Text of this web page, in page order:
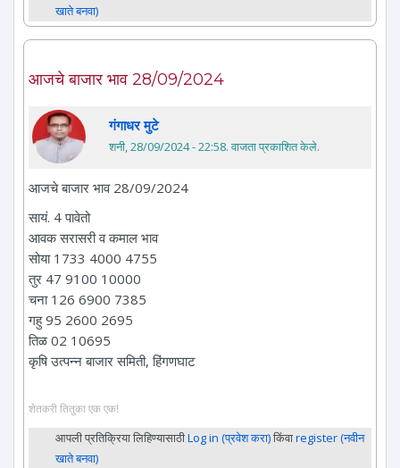
खाते बनवा)
आजचे बाजार भाव 28/09/2024
गंगाधर मुटे
शनी, 28/09/2024 - 22:58. वाजता प्रकाशित केले.
आजचे बाजार भाव 28/09/2024
सायं. 4 पावेतो
आवक सरासरी व कमाल भाव
सोया 1733 4000 4755
तुर 47 9100 10000
चना 126 6900 7385
गहु 95 2600 2695
तिळ 02 10695
कृषि उत्पन्न बाजार समिती, हिंगणघाट
शेतकरी तितुका एक एक!
आपली प्रतिक्रिया लिहिण्यासाठीLog in (प्रवेश करा)किंवाregister (नवीन
खाते बनवा)